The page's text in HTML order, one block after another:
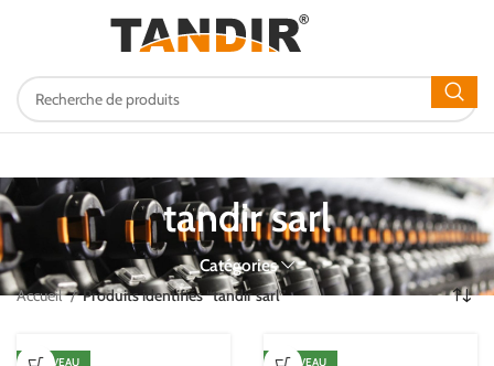
tandir sarl
Catégories
Accueil Produits identifiés “tandir sarl”
NOUVEAU NOUVEAU